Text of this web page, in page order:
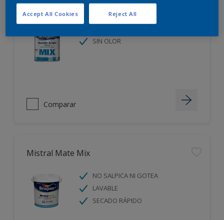
Esmalte Acrylic Mate Mix
SIN OLOR
Comparar
Mistral Mate Mix
NO SALPICA NI GOTEA
LAVABLE
SECADO RÁPIDO
Reject All
Accept All Cookies